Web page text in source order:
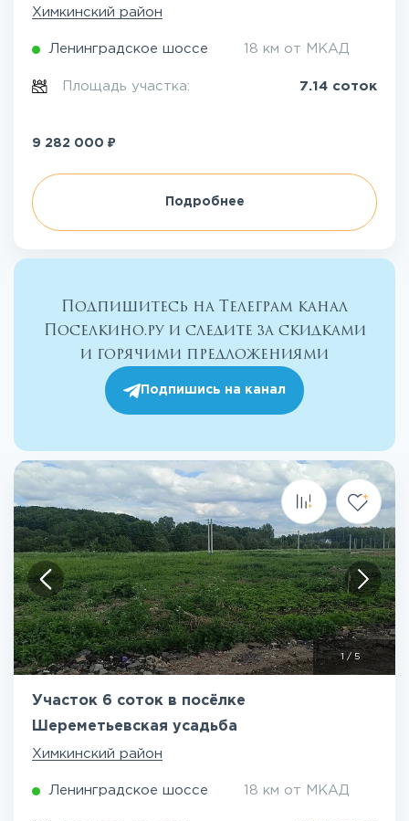
Химкинский район
Ленинградское шоссе 18 км от МКАД
Площадь участка: 7.14 соток
9 282 000 ₽
Подробнее
Подпишитесь на Телеграм канал
Поселкино.ру и следите за скидками
и горячими предложениями
Подпишись на канал
1 / 5
Участок 6 соток в посёлке
Шереметьевская усадьба
Химкинский район
Ленинградское шоссе 18 км от МКАД